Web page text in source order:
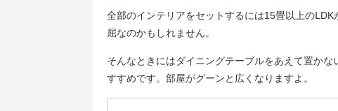
全部のインテリアをセットするには15畳以上の
屈なのかもしれません。
そんなときにはダイニングテーブルをあえて置か
すすめです。部屋がグーンと広くなりますよ。